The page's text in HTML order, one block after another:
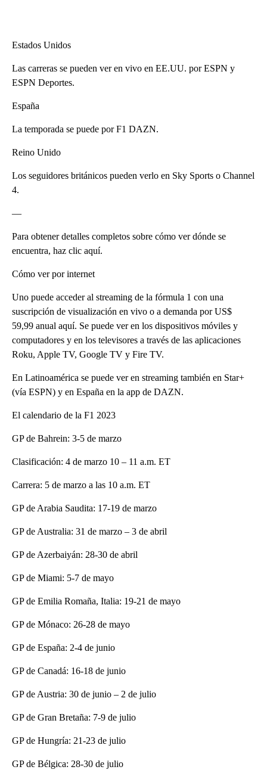
Estados Unidos
Las carreras se pueden ver en vivo en EE.UU. por ESPN y
ESPN Deportes.
España
La temporada se puede por F1 DAZN.
Reino Unido
Los seguidores británicos pueden verlo en Sky Sports o Channel
4.
—
Para obtener detalles completos sobre cómo ver dónde se
encuentra, haz clic aquí.
Cómo ver por internet
Uno puede acceder al streaming de la fórmula 1 con una
suscripción de visualización en vivo o a demanda por US$
59,99 anual aquí. Se puede ver en los dispositivos móviles y
computadores y en los televisores a través de las aplicaciones
Roku, Apple TV, Google TV y Fire TV.
En Latinoamérica se puede ver en streaming también en Star+
(vía ESPN) y en España en la app de DAZN.
El calendario de la F1 2023
GP de Bahrein: 3-5 de marzo
Clasificación: 4 de marzo 10 – 11 a.m. ET
Carrera: 5 de marzo a las 10 a.m. ET
GP de Arabia Saudita: 17-19 de marzo
GP de Australia: 31 de marzo – 3 de abril
GP de Azerbaiyán: 28-30 de abril
GP de Miami: 5-7 de mayo
GP de Emilia Romaña, Italia: 19-21 de mayo
GP de Mónaco: 26-28 de mayo
GP de España: 2-4 de junio
GP de Canadá: 16-18 de junio
GP de Austria: 30 de junio – 2 de julio
GP de Gran Bretaña: 7-9 de julio
GP de Hungría: 21-23 de julio
GP de Bélgica: 28-30 de julio